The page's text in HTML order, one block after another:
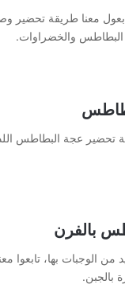
معنا طريقة تحضير
البطاطس والخضراوات.
تحضير عجة البطاطس
بالفرن
الوجبات بها، تابعوا
بالجبن.